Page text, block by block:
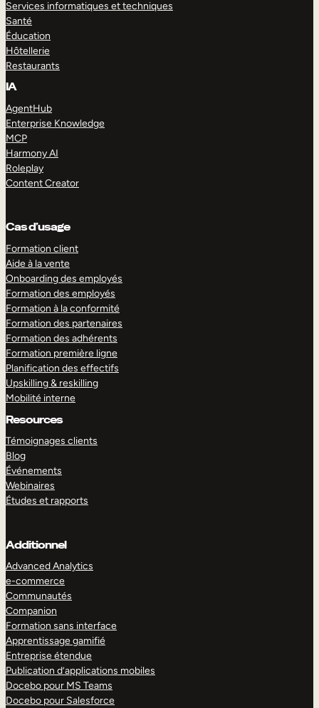
Services informatiques et techniques
Santé
Éducation
Hôtellerie
Restaurants
IA
AgentHub
Enterprise Knowledge
MCP
Harmony AI
Roleplay
Content Creator
Cas d’usage
Formation client
Aide à la vente
Onboarding des employés
Formation des employés
Formation à la conformité
Formation des partenaires
Formation des adhérents
Formation première ligne
Planification des effectifs
Upskilling & reskilling
Mobilité interne
Resources
Témoignages clients
Blog
Événements
Webinaires
Études et rapports
Additionnel
Advanced Analytics
e-commerce
Communautés
Companion
Formation sans interface
Apprentissage gamifié
Entreprise étendue
Publication d’applications mobiles
Docebo pour MS Teams
Docebo pour Salesforce